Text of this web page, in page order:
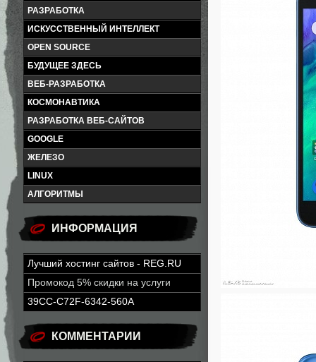
РАЗРАБОТКА
ИСКУССТВЕННЫЙ ИНТЕЛЛЕКТ
OPEN SOURCE
БУДУЩЕЕ ЗДЕСЬ
ВЕБ-РАЗРАБОТКА
КОСМОНАВТИКА
РАЗРАБОТКА ВЕБ-САЙТОВ
GOOGLE
ЖЕЛЕЗО
LINUX
АЛГОРИТМЫ
ИНФОРМАЦИЯ
Лучший хостинг сайтов - REG.RU
Промокод 5% скидки на услуги
39CC-C72F-6342-560A
КОММЕНТАРИИ